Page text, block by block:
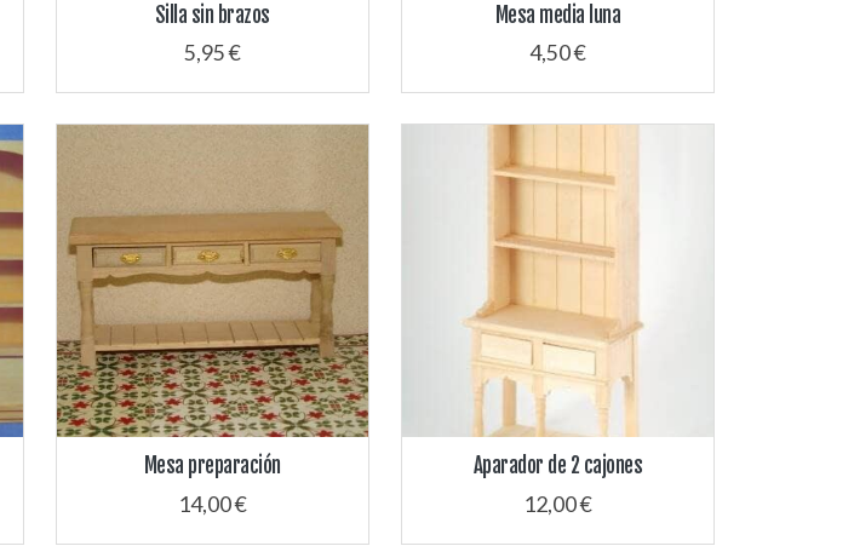
Silla sin brazos
5,95 €
Mesa media luna
4,50 €
Mesa preparación
14,00 €
Aparador de 2 cajones
12,00 €